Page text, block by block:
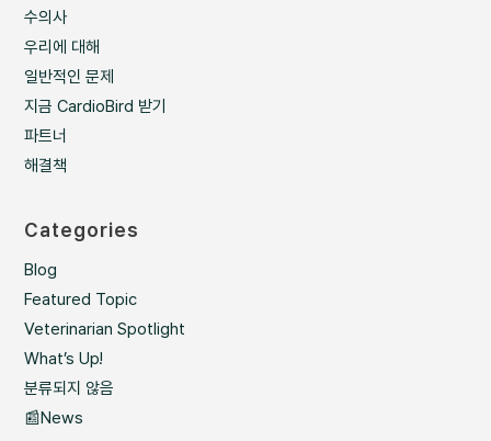
수의사
우리에 대해
일반적인 문제
지금 CardioBird 받기
파트너
해결책
Categories
Blog
Featured Topic
Veterinarian Spotlight
What’s Up!
분류되지 않음
📰News